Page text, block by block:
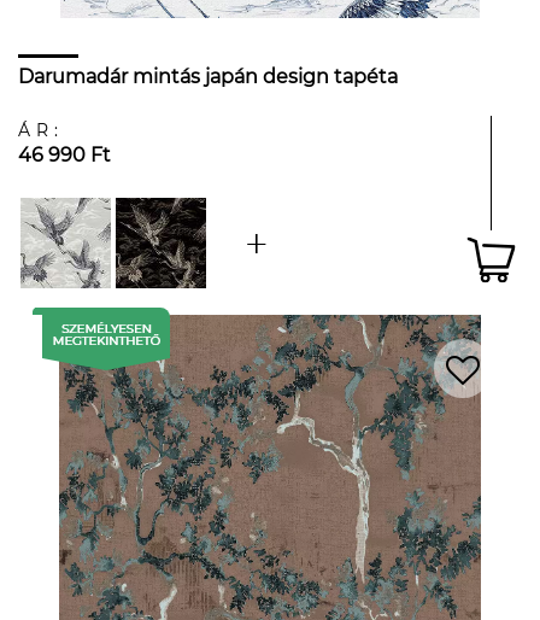
Darumadár mintás japán design tapéta
ÁR:
46 990 Ft